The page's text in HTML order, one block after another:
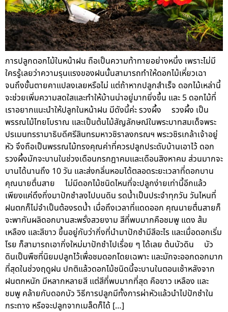
การปลูกดอกไม้ในหน้าฝน ถือเป็นความท้าทายอย่างหนึ่ง เพราะไม่มี
ใครรู้เลยว่าความรุนแรงของฝนนั้นสามารถทำให้ดอกไม้เหี่ยวเฉา
จนถึงขั้นตายคาแปลงเลยหรือไม่ แต่ถ้าหากปลูกสำเร็จ ดอกไม้เหล่านี้
จะช่วยเพิ่มความสดใสและทำให้บ้านน่าอยู่มากยิ่งขึ้น และ 5 ดอกไม้ที่
เราอยากแนะนำให้ปลูกในหน้าฝน มีดังนี้ค่ะ รวงผึ้ง รวงผึ้ง เป็น
พรรณไม้ไทยโบราณ และเป็นต้นไม้สัญลักษณ์ในพระบาทสมเด็จพระ
ปรเมนทรรามาธิบดีศรีสินทรมหาวชิราลงกรณฯ พระวชิรเกล้าเจ้าอยู่
หัว จึงถือเป็นพรรณไม้ทรงคุณค่าที่ควรปลูกประดับบ้านเอาไว้ ดอก
รวงผึ้งมักจะบานในช่วงเดือนกรกฎาคมและเดือนสิงหาคม ส่วนมากจะ
บานได้นานถึง 10 วัน และส่งกลิ่นหอมได้ตลอดระยะเวลาที่ดอกบาน
คุณนายตื่นสาย ไม่มีดอกไม้ชนิดไหนที่จะปลูกง่ายเท่านี้อีกแล้ว
เพียงแค่ดึงกิ่งมาปักชำลงไปบนดิน รดน้ำเป็นประจำทุกวัน วันไหนที่
ฝนตกก็ไม่จำเป็นต้องรดน้ำ เมื่อถึงเวลาที่แดดออก คุณนายตื่นสายก็
จะพากันผลิดอกบานสะพรั่งสวยงาม สีที่พบมากคือชมพู แดง ส้ม
เหลือง และสีขาว ขึ้นอยู่กับว่ากิ่งที่นำมาปักชำมีสีอะไร และเมื่อดอกเริ่ม
โรย ก็สามารถเอากิ่งใหม่มาปักชำไปเรื่อย ๆ ได้เลย ต้นบัวดิน บัว
ดินเป็นพืชที่นิยมปลูกไว้เพื่อชมดอกโดยเฉพาะ และมักจะออกดอกมาก
ที่สุดในช่วงฤดูฝน ปกติแล้วดอกไม้ชนิดนี้จะบานในตอนเช้าหลังจาก
ฝนตกหนัก มีหลากหลายสี แต่สีที่พบมากที่สุด คือขาว เหลือง และ
ชมพู คล้ายกับดอกบัว วิธีการปลูกมีทั้งการผ่าหัวแล้วนำไปปักชำใน
กระถาง หรือจะปลูกจากเมล็ดก็ได้ […]